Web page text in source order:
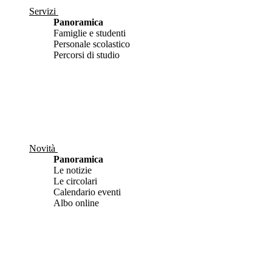
Servizi
Panoramica
Famiglie e studenti
Personale scolastico
Percorsi di studio
Novità
Panoramica
Le notizie
Le circolari
Calendario eventi
Albo online